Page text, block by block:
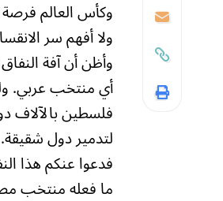
وكأس العالم
ولا أفهم سر
وأظن أن آفة
أي منتخب عربي.
فلسطين بالآلاف
لتدمير دول شقيقة.
فدعوا عنكم هذا
ما فعله منتخب